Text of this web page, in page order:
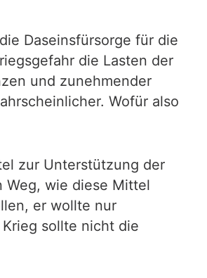
Daseinsfürsorge für die
die Lasten der
und zunehmender
Wofür also
zur Unterstützung der
Weg, wie diese Mittel
er wollte nur
sollte nicht die